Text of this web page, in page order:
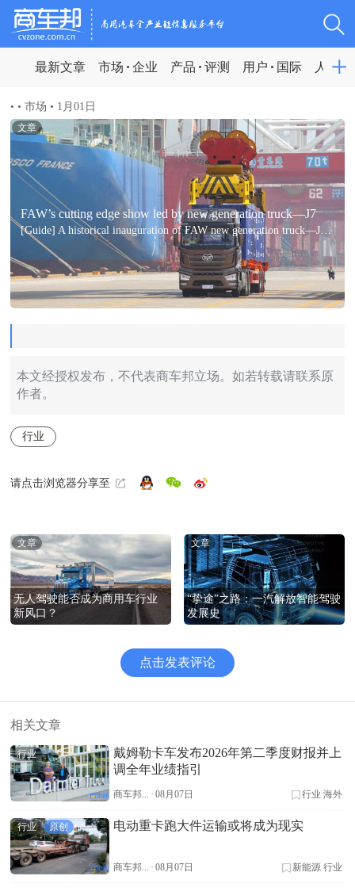
最新文章 市场 企业 产品 评测 用户 国际 人物
• • 市场 • 1月01日
文章
FAW’s cutting edge show led by new generation truck—J7
[Guide] A historical inauguration of FAW new generation truck—J7 and L4 autonomous truck without cab for port transportation demonstrates FAW’s power.
本文经授权发布，不代表商车邦立场。如若转载请联系原
作者。
行业
请点击浏览器分享至
文章
无人驾驶能否成为商用车行业
新风口？
文章
“挚途”之路：一汽解放智能驾驶
发展史
点击发表评论
相关文章
行业
戴姆勒卡车发布2026年第二季度财报并上
调全年业绩指引
商车邦... · 08月07日 行业 海外
行业 原创 电动重卡跑大件运输或将成为现实
商车邦... · 08月07日 新能源 行业